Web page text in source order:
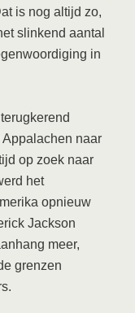
is nog altijd zo,
slinkend aantal
in
naar
op zoek naar
het
opnieuw
Jackson
meer,
grenzen